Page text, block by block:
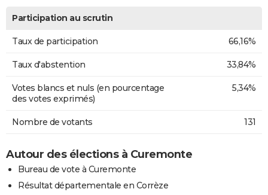
Participation au scrutin
Taux de participation 66,16%
Taux d'abstention 33,84%
Votes blancs et nuls (en pourcentage
des votes exprimés)
5,34%
Nombre de votants 131
Autour des élections à Curemonte
Bureau de vote à Curemonte
Résultat départementale en Corrèze